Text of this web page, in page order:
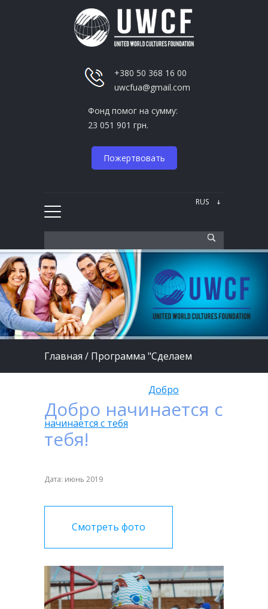
+380 50 368 16 00
uwcfua@gmail.com
Фонд помог на сумму:
23 051 901 грн.
Пожертвовать
Главная / Программа "Сделаем
Добро
начинается с тебя
Добро начинается с
тебя!
Дата: июнь 2019
Смотреть фото